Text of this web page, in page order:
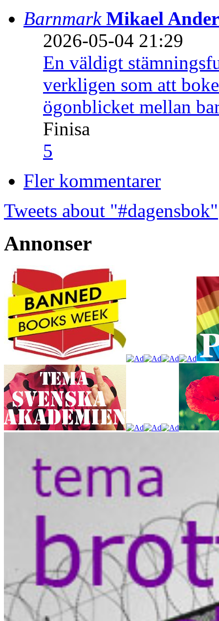
Barnmark Mikael
2026-05-04 21:29
En väldigt
verkligen som att
ögonblicket mellan
Finisa
5
Fler kommentarer
Tweets about "#dagensbok"
Annonser